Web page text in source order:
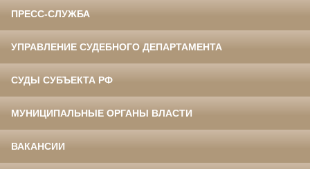
ПРЕСС-СЛУЖБА
УПРАВЛЕНИЕ СУДЕБНОГО ДЕПАРТАМЕНТА
СУДЫ СУБЪЕКТА РФ
МУНИЦИПАЛЬНЫЕ ОРГАНЫ ВЛАСТИ
ВАКАНСИИ